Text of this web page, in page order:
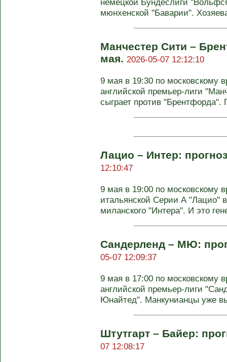
немецкой Бундеслиги
мюнхенской "Баварии".
Манчестер Сити –
мая. 2026-05-07 12:12:10
9 мая в 19:30 по московскому
английской премьер-лиги
сыграет против "Брентфорда".
Лацио – Интер:
12:10:47
9 мая в 19:00 по московскому
итальянской Серии А "Лацио"
миланского "Интера". И это
Сандерленд – МЮ:
05-07 12:09:37
9 мая в 17:00 по московскому
английской премьер-лиги
Юнайтед". Манкунианцы уже
Штутгарт – Байер:
07 12:08:17